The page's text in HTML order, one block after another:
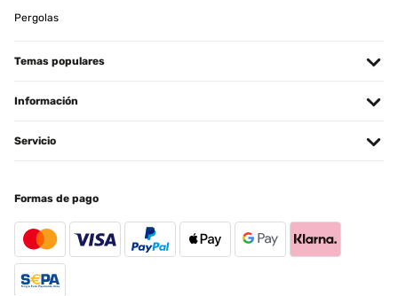
Pergolas
Temas populares
Información
Servicio
Formas de pago